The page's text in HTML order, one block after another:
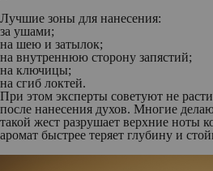
Лучшие зоны для нанесения:
за ушами;
на шею и затылок;
на внутреннюю сторону запястий;
на ключицы;
на сгиб локтей.
При этом эксперты советуют не
после нанесения духов. Многие
такой жест разрушает верхние ноты
аромат быстрее теряет глубину и